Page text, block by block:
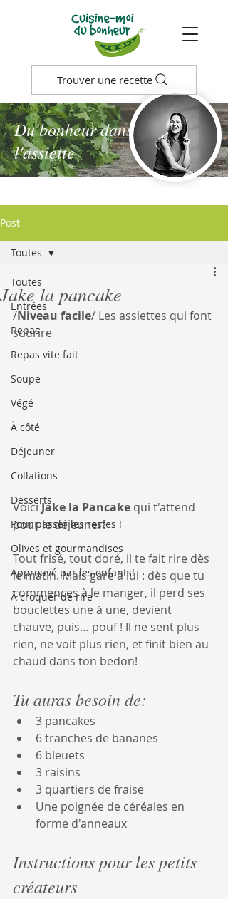
Trouver une recette
Du bonheur dans
l'assiette
Post
Toutes
Entrées
Repas
Repas vite fait
Soupe
Végé
À côté
Déjeuner
Collations
Desserts
Pour passer les restes !
Olives et gourmandises
Approuvé par les enfants!
À croquer de rire
Toutes
Jake la pancake
/Niveau facile/ Les assiettes qui font
sourire
Voici Jake la Pancake qui t'attend
pour le déjeuner!
Tout frisé, tout doré, il te fait rire dès
le matin. Mais gare à lui : dès que tu
commences à le manger, il perd ses
bouclettes une à une, devient
chauve, puis… pouf ! Il ne sent plus
rien, ne voit plus rien, et finit bien au
chaud dans ton bedon!
Tu auras besoin de:
3 pancakes
6 tranches de bananes
6 bleuets
3 raisins
3 quartiers de fraise
Une poignée de céréales en
forme d'anneaux
Instructions pour les petits
créateurs